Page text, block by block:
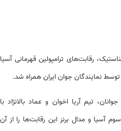
رقابت‌های ترامپولین قهرمانی آسیا
نمایندگان جوان ایران همراه شد.
تیم آریا اخوان و عماد بالانژاد با
آسیا و مدال برنز این رقابت‌ها را از آن